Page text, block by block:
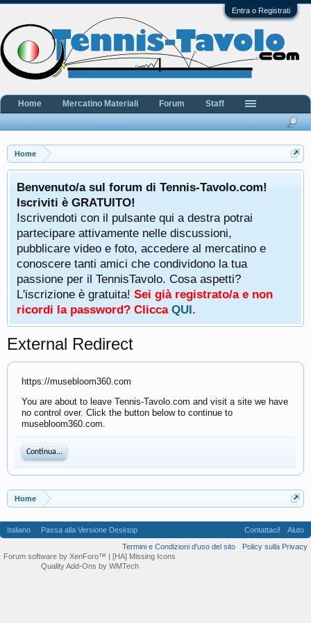
Entra o Registrati
Home
Benvenuto/a sul forum di Tennis-Tavolo.com!
Iscriviti è GRATUITO!
Iscrivendoti con il pulsante qui a destra potrai
partecipare attivamente nelle discussioni,
pubblicare video e foto, accedere al mercatino e
conoscere tanti amici che condividono la tua
passione per il TennisTavolo. Cosa aspetti?
L'iscrizione è gratuita! Sei già registrato/a e non
ricordi la password? Clicca QUI.
External Redirect
https://musebloom360.com
You are about to leave Tennis-Tavolo.com and visit a site we have
no control over. Click the button below to continue to
musebloom360.com.
Continua...
Home
Home Mercatino Materiali Forum Staff
Italiano Passa alla Versione Desktop Contattaci!
Aiuto
Termini e Condizioni d'uso del sito
Policy sulla Privacy
Forum software by XenForo™ | [HA] Missing Icons
Quality Add-Ons by WMTech